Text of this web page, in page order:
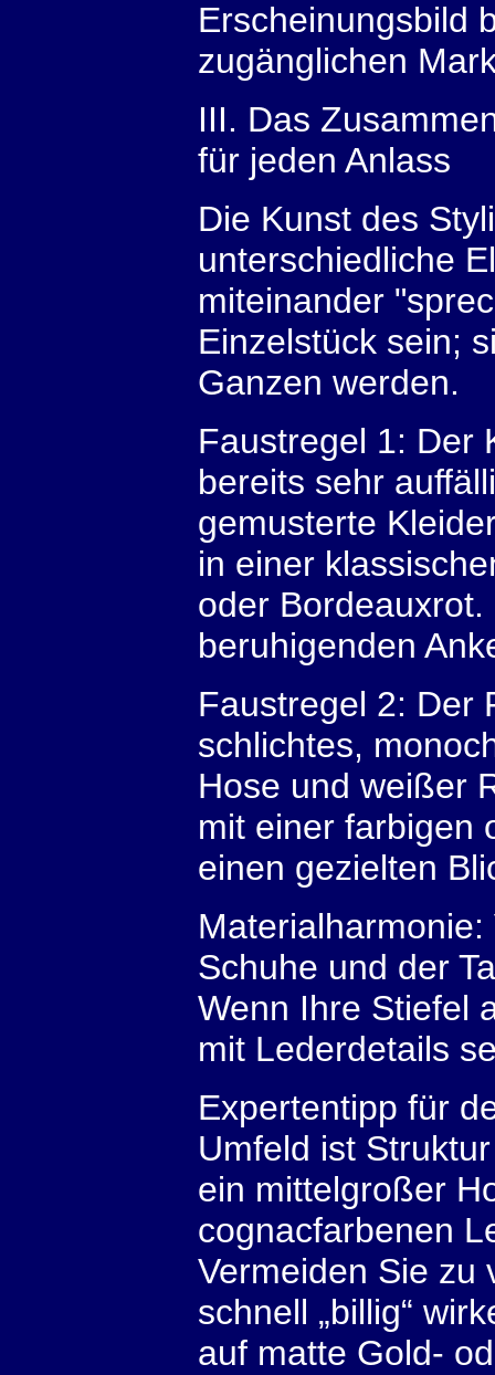
Erscheinungsbild
zugänglichen
III. Das
für jeden Anlass
Die Kunst des
unterschiedliche
miteinander
Einzelstück sein;
Ganzen werden.
Faustregel 1: Der
bereits sehr
gemusterte
in einer
oder
beruhigenden
Faustregel 2: Der
schlichtes,
Hose und weißer
mit einer farbigen
einen gezielten
Schuhe und der
Wenn Ihre Stiefel
mit Lederdetails
Expertentipp für
Umfeld ist
ein mittelgroßer
cognacfarbenen
Vermeiden Sie zu
schnell „billig“
auf matte Gold-